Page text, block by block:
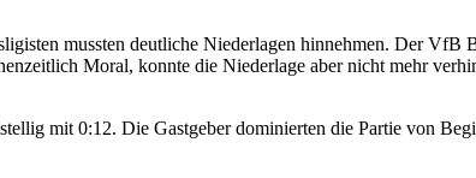
mussten deutliche Niederlagen hinnehmen. Der
Moral, konnte die Niederlage aber nicht mehr
mit 0:12. Die Gastgeber dominierten die Partie von